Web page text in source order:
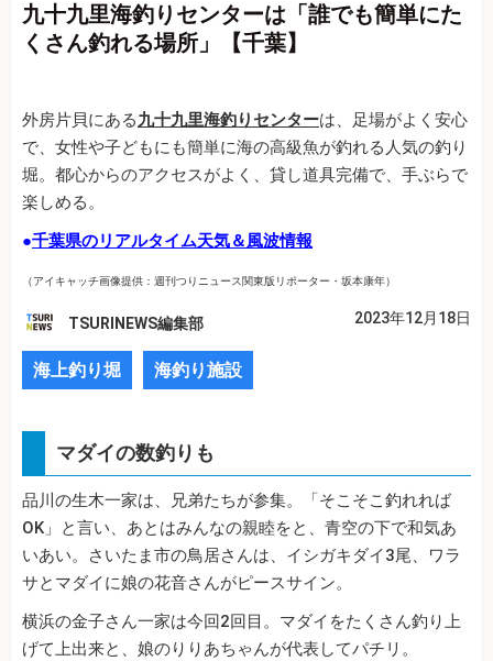
九十九里海釣りセンターは「誰でも簡単にた
くさん釣れる場所」【千葉】
外房片貝にある九十九里海釣りセンターは、足場がよく安心
で、女性や子どもにも簡単に海の高級魚が釣れる人気の釣り
堀。都心からのアクセスがよく、貸し道具完備で、手ぶらで
楽しめる。
●千葉県のリアルタイム天気＆風波情報
（アイキャッチ画像提供：週刊つりニュース関東版リポーター・坂本康年）
TSURINEWS編集部 2023年12月18日
海上釣り堀 海釣り施設
マダイの数釣りも
品川の生木一家は、兄弟たちが参集。「そこそこ釣れれば
OK」と言い、あとはみんなの親睦をと、青空の下で和気あ
いあい。さいたま市の鳥居さんは、イシガキダイ3尾、ワラ
サとマダイに娘の花音さんがピースサイン。
横浜の金子さん一家は今回2回目。マダイをたくさん釣り上
げて上出来と、娘のりりあちゃんが代表してパチリ。